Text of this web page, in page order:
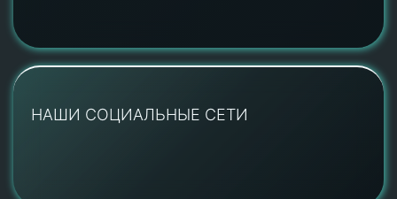
НАШИ СОЦИАЛЬНЫЕ СЕТИ